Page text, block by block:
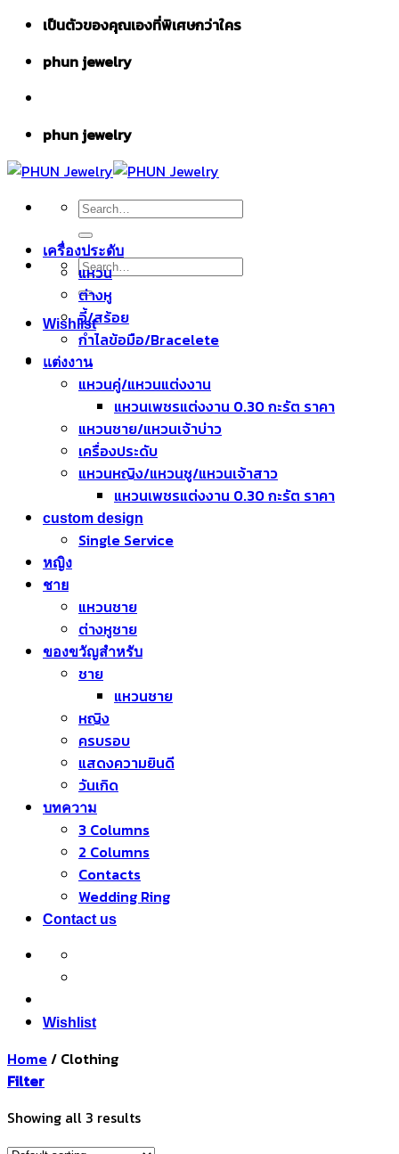
Skip
content
เป็นตัวของคุณเองที่พิเศษกว่าใคร
phun jewelry
phun jewelry
Search
for:
Search
for:
Wishlist
เครื่องประดับ
แหวน
ต่างหู
จี้/สร้อย
กำไลข้อมือ/Bracelete
แต่งงาน
แหวนคู่/แหวนแต่งงาน
แหวนเพชรแต่งงาน 0.30 กะรัต ราคา
แหวนชาย/แหวนเจ้าบ่าว
เครื่องประดับ
แหวนหญิง/แหวนชู/แหวนเจ้าสาว
แหวนเพชรแต่งงาน 0.30 กะรัต ราคา
custom design
Single Service
หญิง
ชาย
แหวนชาย
ต่างหูชาย
ของขวัญสำหรับ
ชาย
แหวนชาย
หญิง
ครบรอบ
แสดงความยินดี
วันเกิด
บทความ
3 Columns
2 Columns
Contacts
Wedding Ring
Contact us
Wishlist
Home/ Clothing
Filter
Showing all 3 results